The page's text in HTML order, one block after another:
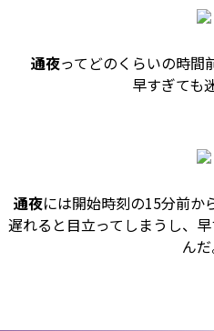
通夜ってどのくらいの時間
早すぎても
通夜には開始時刻の15分前か
遅れると目立ってしまうし、
んだ